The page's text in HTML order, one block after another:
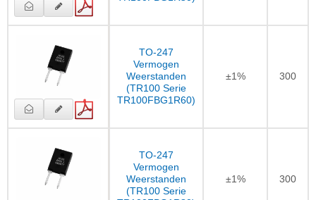
TO-247
Vermogen
Weerstanden
(TR100 Serie
TR100FBG1R60)
±1% 300
TO-247
Vermogen
Weerstanden
(TR100 Serie
±1% 300